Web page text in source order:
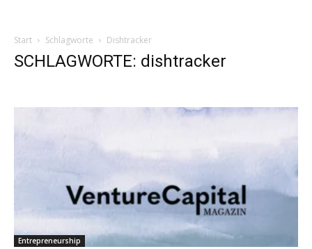
Start Schlagworte Dishtracker
SCHLAGWORTE: dishtracker
Entrepreneurship